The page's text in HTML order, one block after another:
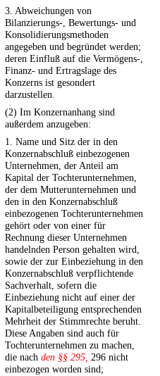
3. Abweichungen von
Bilanzierungs-, Bewertungs- und
Konsolidierungsmethoden
angegeben und begründet werden;
deren Einfluß auf die Vermögens-,
Finanz- und Ertragslage des
Konzerns ist gesondert
darzustellen.
(2) Im Konzernanhang sind
außerdem anzugeben:
1. Name und Sitz der in den
Konzernabschluß einbezogenen
Unternehmen, der Anteil am
Kapital der Tochterunternehmen,
der dem Mutterunternehmen und
den in den Konzernabschluß
einbezogenen Tochterunternehmen
gehört oder von einer für
Rechnung dieser Unternehmen
handelnden Person gehalten wird,
sowie der zur Einbeziehung in den
Konzernabschluß verpflichtende
Sachverhalt, sofern die
Einbeziehung nicht auf einer der
Kapitalbeteiligung entsprechenden
Mehrheit der Stimmrechte beruht.
Diese Angaben sind auch für
Tochterunternehmen zu machen,
die nach den §§ 295, 296 nicht
einbezogen worden sind;